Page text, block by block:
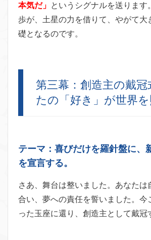
本気だ」 というシグナルを送ります
歩が、土星の力を借りて、やがて大
礎となるのです。
第三幕：創造主の戴
たの「好き」が世界
テーマ：喜びだけを羅針盤に、
を宣言する。
さあ、舞台は整いました。あなたは
合い、夢への責任を誓いました。今
った玉座に還り、創造主として戴冠